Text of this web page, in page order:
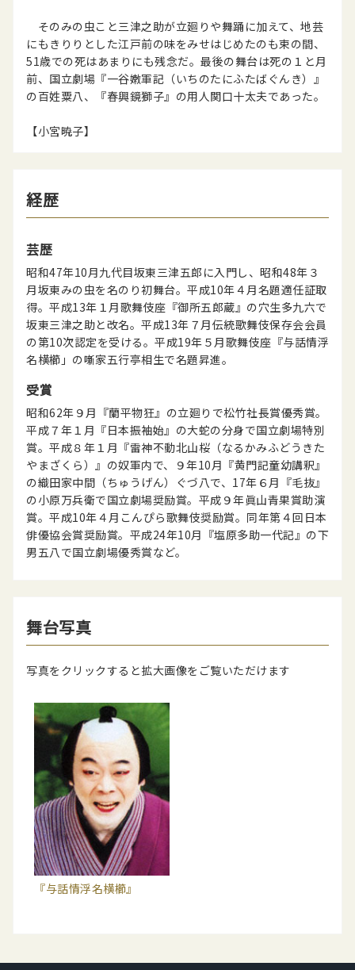
そのみの虫こと三津之助が立廻りや舞踊に加えて、地芸
にもきりりとした江戸前の味をみせはじめたのも束の間、
51歳での死はあまりにも残念だ。最後の舞台は死の１と月
前、国立劇場『一谷嫩軍記（いちのたにふたばぐんき）』
の百姓粟八、『春興鏡獅子』の用人関口十太夫であった。
【小宮暁子】
経歴
芸歴
昭和47年10月九代目坂東三津五郎に入門し、昭和48年３
月坂東みの虫を名のり初舞台。平成10年４月名題適任証取
得。平成13年１月歌舞伎座『御所五郎蔵』の穴生多九六で
坂東三津之助と改名。平成13年７月伝統歌舞伎保存会会員
の第10次認定を受ける。平成19年５月歌舞伎座『与話情浮
名横櫛」の噺家五行亭相生で名題昇進。
受賞
昭和62年９月『蘭平物狂』の立廻りで松竹社長賞優秀賞。
平成７年１月『日本振袖始』の大蛇の分身で国立劇場特別
賞。平成８年１月『雷神不動北山桜（なるかみふどうきた
やまざくら）』の奴軍内で、９年10月『黄門記童幼講釈』
の織田家中間（ちゅうげん）ぐづ八で、17年６月『毛抜』
の小原万兵衛で国立劇場奨励賞。平成９年眞山青果賞助演
賞。平成10年４月こんぴら歌舞伎奨励賞。同年第４回日本
俳優協会賞奨励賞。平成24年10月『塩原多助一代記』の下
男五八で国立劇場優秀賞など。
舞台写真
写真をクリックすると拡大画像をご覧いただけます
『与話情浮名横櫛』